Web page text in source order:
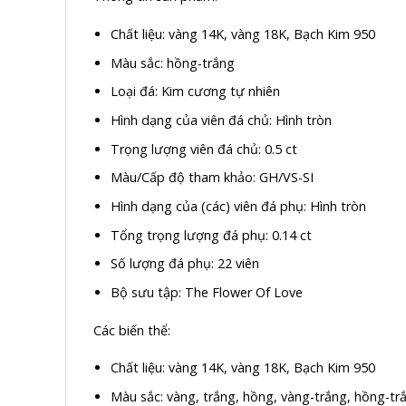
Chất liệu: vàng 14K, vàng 18K, Bạch Kim 950
Màu sắc: hồng-trắng
Loại đá: Kim cương tự nhiên
Hình dạng của viên đá chủ: Hình tròn
Trọng lượng viên đá chủ: 0.5 ct
Màu/Cấp độ tham khảo: GH/VS-SI
Hình dạng của (các) viên đá phụ: Hình tròn
Tổng trọng lượng đá phụ: 0.14 ct
Số lượng đá phụ: 22 viên
Bộ sưu tập: The Flower Of Love
Các biến thể:
Chất liệu: vàng 14K, vàng 18K, Bạch Kim 950
Màu sắc: vàng, trắng, hồng, vàng-trắng, hồng-